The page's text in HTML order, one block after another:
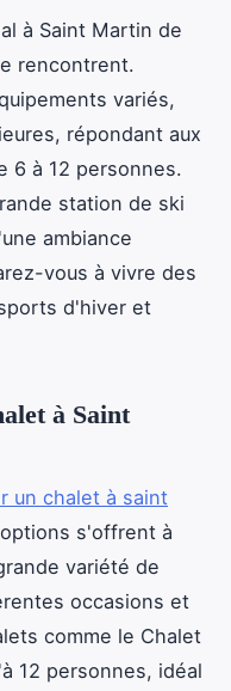
à Saint Martin de
rencontrent.
variés,
répondant aux
6 à 12 personnes.
station de ski
ambiance
vous à vivre des
d'hiver et
à Saint
un chalet à saint
s'offrent à
variété de
occasions et
comme le Chalet
12 personnes, idéal